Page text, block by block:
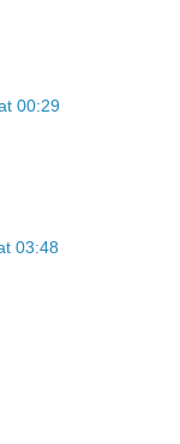
00:29
03:48